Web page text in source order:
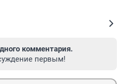
комментария.
первым!